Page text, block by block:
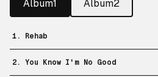
Album1 Album2
1. Rehab
2. You Know I'm No Good